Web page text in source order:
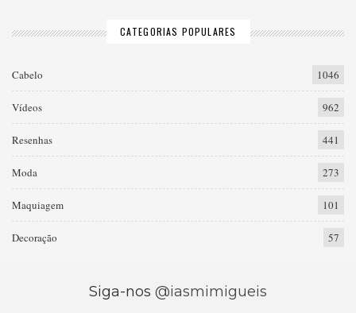
CATEGORIAS POPULARES
Cabelo 1046
Vídeos 962
Resenhas 441
Moda 273
Maquiagem 101
Decoração 57
Siga-nos @iasmimigueis